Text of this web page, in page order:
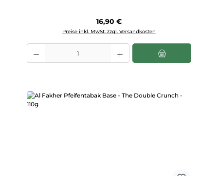
Regulärer Preis:
16,90 €
Preise inkl. MwSt. zzgl. Versandkosten
Produkt Anzahl: Gib den gewünschten Wert ein oder benutze die